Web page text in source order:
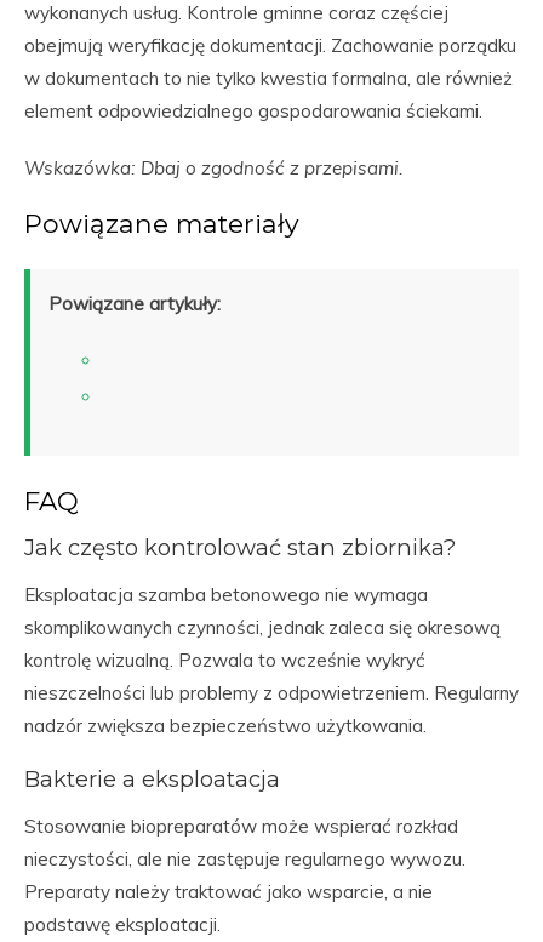
wykonanych usług. Kontrole gminne coraz częściej
obejmują weryfikację dokumentacji. Zachowanie porządku
w dokumentach to nie tylko kwestia formalna, ale również
element odpowiedzialnego gospodarowania ściekami.
Wskazówka: Dbaj o zgodność z przepisami.
Powiązane materiały
Powiązane artykuły:
FAQ
Jak często kontrolować stan zbiornika?
Eksploatacja szamba betonowego nie wymaga
skomplikowanych czynności, jednak zaleca się okresową
kontrolę wizualną. Pozwala to wcześnie wykryć
nieszczelności lub problemy z odpowietrzeniem. Regularny
nadzór zwiększa bezpieczeństwo użytkowania.
Bakterie a eksploatacja
Stosowanie biopreparatów może wspierać rozkład
nieczystości, ale nie zastępuje regularnego wywozu.
Preparaty należy traktować jako wsparcie, a nie
podstawę eksploatacji.